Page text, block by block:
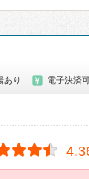
あり 電子決済